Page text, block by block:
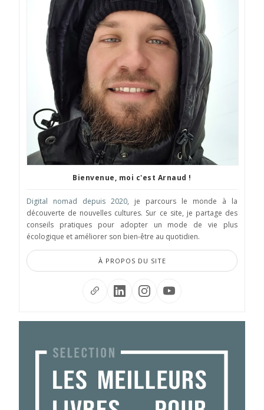
Bienvenue, moi c'est Arnaud !
Digital nomad depuis 2020, je parcours le monde à la
découverte de nouvelles cultures. Sur ce site, je partage des
conseils pratiques pour adopter un mode de vie plus
écologique et améliorer son bien-être au quotidien.
À PROPOS DU SITE